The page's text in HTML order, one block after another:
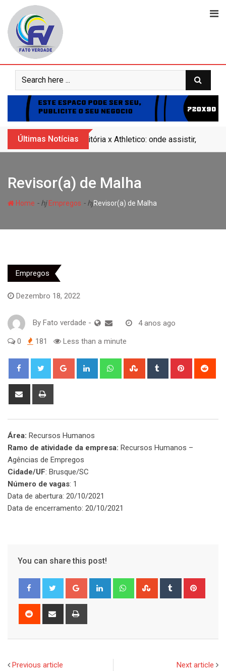
content
Últimas Notícias Vitória x Athletico: onde assistir,
Revisor(a) de Malha
Home - hjEmpregos - hjRevisor(a) de Malha
Empregos
Dezembro 18, 2022
By Fato verdade - 4 anos ago
0 181 Less than a minute
Google+ LinkedIn WhatsappStumbleUpon
Tumblr Pinterest
Share
Área: Recursos Humanos
Ramo de atividade da empresa: Recursos Humanos –
Agências de Empregos
Cidade/UF: Brusque/SC
Número de vagas: 1
Data de abertura: 20/10/2021
Data de encerramento: 20/10/2021
You can share this post!
Google+ LinkedIn WhatsappStumbleUpon
Tumblr
Reddit
Share
Previous article Next article